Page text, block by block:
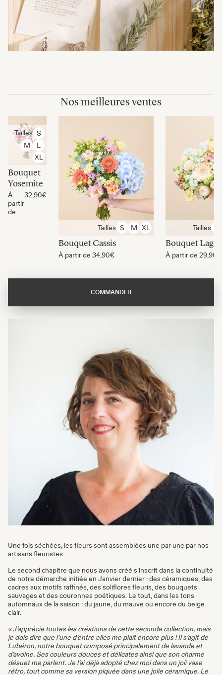
Nos meilleures ventes
Tailles S
M
L
XL
Bouquet
Yosemite
À
partir
de
32,90€
Tailles S M XL
Bouquet Cassis
À partir de 34,90€
Tailles
Bouquet Lago
À partir de 29,90€
COMMANDER
Une fois séchées, les fleurs sont assemblées une par une par nos
artisans fleuristes.
Le second chapitre que nous avons créé s’inscrit dans la continuité
de notre démarche initiée en Janvier dernier : des céramiques, des
cadres aux motifs raffinés, des soliflores fleuris, des bouquets
sauvages et des couronnes poétiques. Le tout, dans les tons
automnaux de la saison : du jaune, du mauve ou encore du beige
clair.
« J’apprécie toutes les créations de cette seconde collection, mais
je dois dire que l’une d’entre elles me plaît encore plus ! Il s’agit de
Lubéron, notre bouquet composé principalement de lavande et
d’avoine. Ses couleurs douces et délicates ainsi que son charme
désuet me parlent. Je l’ai déjà adopté chez moi dans un joli vase
rétro, tout comme sa version piquée dans une jolie céramique. Le